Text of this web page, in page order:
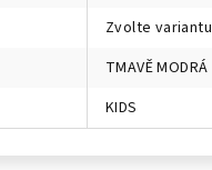
Zvolte variantu
TMAVĚ MODRÁ
KIDS